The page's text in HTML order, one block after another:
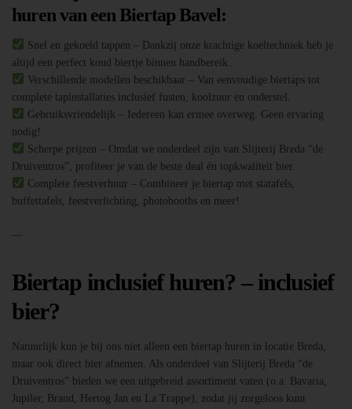
huren van een Biertap Bavel:
Snel en gekoeld tappen – Dankzij onze krachtige koeltechniek heb je
altijd een perfect koud biertje binnen handbereik.
Verschillende modellen beschikbaar – Van eenvoudige biertaps tot
complete tapinstallaties inclusief fusten, koolzuur en onderstel.
Gebruiksvriendelijk – Iedereen kan ermee overweg. Geen ervaring
nodig!
Scherpe prijzen – Omdat we onderdeel zijn van Slijterij Breda “de
Druiventros”, profiteer je van de beste deal én topkwaliteit bier.
Complete feestverhuur – Combineer je biertap met statafels,
buffettafels, feestverlichting, photobooths en meer!
—
Biertap inclusief huren? – inclusief
bier?
Natuurlijk kun je bij ons niet alleen een biertap huren in locatie Breda,
maar ook direct bier afnemen. Als onderdeel van Slijterij Breda “de
Druiventros” bieden we een uitgebreid assortiment vaten (o.a. Bavaria,
Jupiler, Brand, Hertog Jan en La Trappe), zodat jij zorgeloos kunt